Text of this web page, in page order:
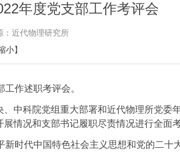
年度党支部工作考评会
：近代物理研究所
小】
工作述职考评会。
中科院党组重大部署和近代物理所党委
展情况和支部书记履职尽责情况进行全面考
时代中国特色社会主义思想和党的二十